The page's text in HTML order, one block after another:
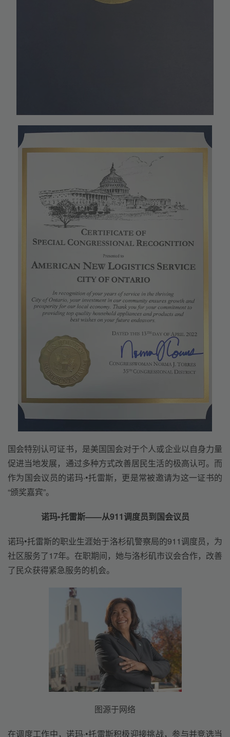
国会特别认可证书，是美国国会对于个人或企业以自身力量
促进当地发展，通过多种方式改善居民生活的极高认可。而
作为国会议员的诺玛·•托雷斯，更是常被邀请为这一证书的
“颁奖嘉宾”。
诺玛•托雷斯——从911调度员到国会议员
诺玛•托雷斯的职业生涯始于洛杉矶警察局的911调度员，为
社区服务了17年。在职期间，她与洛杉矶市议会合作，改善
了民众获得紧急服务的机会。
图源于网络
在调度工作中，诺玛·•托雷斯积极迎接挑战，参与并竞选当